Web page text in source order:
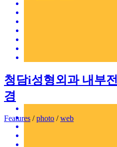
청담i성형외과 내부전
경
Features /photo /web